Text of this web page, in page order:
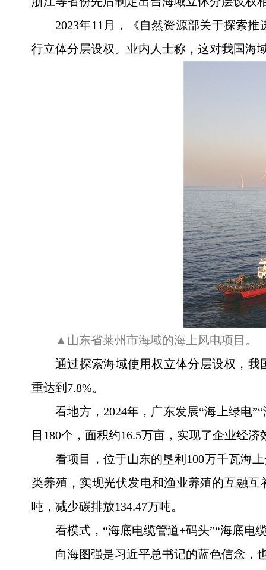
2023年11月，《自然资源部关于探索
行立体分层设权。业内人士称，这对我国海
▲山东省莱州市海域的海上风电项目。
通过探索海域使用权立体分层设权，我
重达到7.8%。
看地方，2024年，广东发展“海上绿电
目180个，面积约16.5万亩，实现了企业经
看项目，位于山东的垦利100万千瓦海
类养殖，实现光伏发电和渔业养殖的互融
吨，减少碳排放134.47万吨。
看模式，“海底电缆管道+码头”“海底电
向海图强是习近平总书记的蓝色信念，